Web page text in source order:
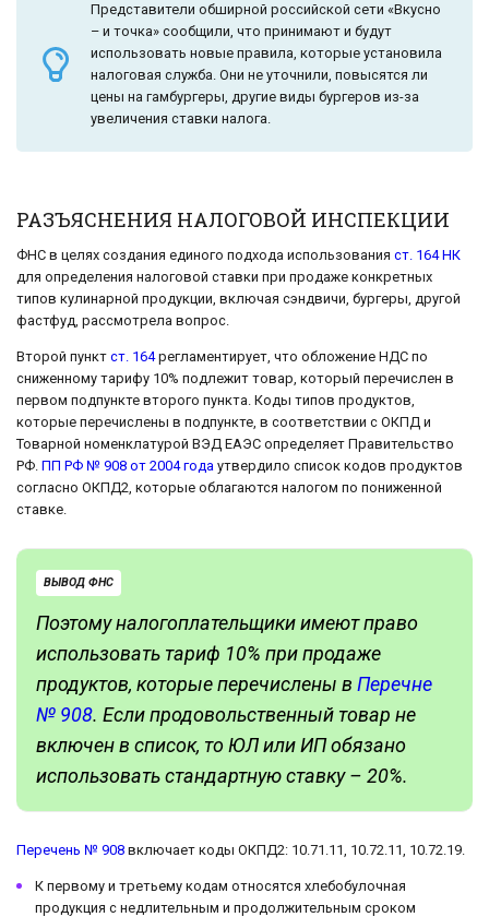
Представители обширной российской сети «Вкусно
– и точка» сообщили, что принимают и будут
использовать новые правила, которые установила
налоговая служба. Они не уточнили, повысятся ли
цены на гамбургеры, другие виды бургеров из-за
увеличения ставки налога.
РАЗЪЯСНЕНИЯ НАЛОГОВОЙ ИНСПЕКЦИИ
ФНС в целях создания единого подхода использования ст. 164 НК
для определения налоговой ставки при продаже конкретных
типов кулинарной продукции, включая сэндвичи, бургеры, другой
фастфуд, рассмотрела вопрос.
Второй пункт ст. 164регламентирует, что обложение НДС по
сниженному тарифу 10% подлежит товар, который перечислен в
первом подпункте второго пункта. Коды типов продуктов,
которые перечислены в подпункте, в соответствии с ОКПД и
Товарной номенклатурой ВЭД ЕАЭС определяет Правительство
РФ. ПП РФ № 908 от 2004 года утвердило список кодов продуктов
согласно ОКПД2, которые облагаются налогом по пониженной
ставке.
ВЫВОД ФНС
Поэтому налогоплательщики имеют право
использовать тариф 10% при продаже
продуктов, которые перечислены в Перечне
№ 908. Если продовольственный товар не
включен в список, то ЮЛ или ИП обязано
использовать стандартную ставку – 20%.
Перечень № 908 включает коды ОКПД2: 10.71.11, 10.72.11, 10.72.19.
К первому и третьему кодам относятся хлебобулочная
продукция с недлительным и продолжительным сроком